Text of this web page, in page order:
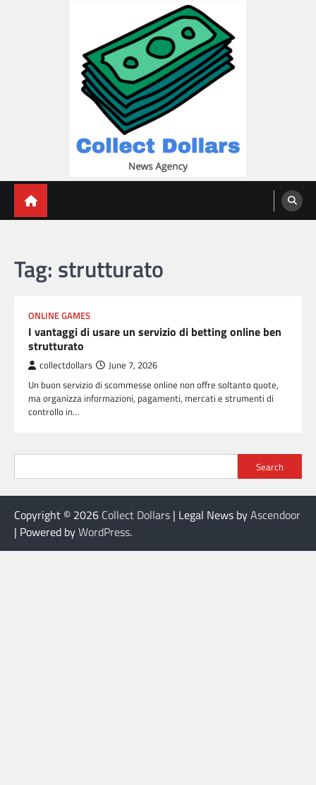
Tag: strutturato
ONLINE GAMES
I vantaggi di usare un servizio di betting online ben
strutturato
collectdollars June 7, 2026
Un buon servizio di scommesse online non offre soltanto quote,
ma organizza informazioni, pagamenti, mercati e strumenti di
controllo in…
Search
Copyright © 2026 Collect Dollars | Legal News byAscendoor
| Powered byWordPress.